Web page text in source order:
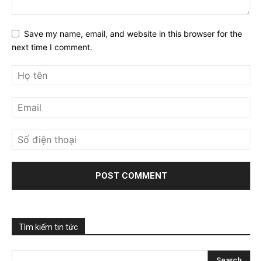
Save my name, email, and website in this browser for the
next time I comment.
Tìm kiếm tin tức